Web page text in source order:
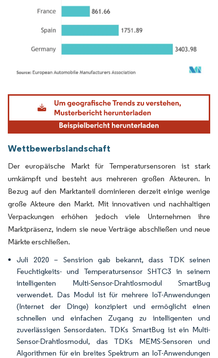
Bild © Mordor Intelligence. Wiederverwendung erfordert Namensnennung gemäß
Wettbewerbslandschaft
Der europäische Markt für Temperatursensoren ist stark
umkämpft und besteht aus mehreren großen Akteuren. In
Bezug auf den Marktanteil dominieren derzeit einige wenige
große Akteure den Markt. Mit innovativen und nachhaltigen
Verpackungen erhöhen jedoch viele Unternehmen ihre
Marktpräsenz, indem sie neue Verträge abschließen und neue
Märkte erschließen.
Juli 2020 – Sensirion gab bekannt, dass TDK seinen
Feuchtigkeits- und Temperatursensor SHTC3 in seinem
intelligenten Multi-Sensor-Drahtlosmodul SmartBug
verwendet. Das Modul ist für mehrere IoT-Anwendungen
(Internet der Dinge) konzipiert und ermöglicht einen
schnellen und einfachen Zugang zu intelligenten und
zuverlässigen Sensordaten. TDKs SmartBug ist ein Multi-
Sensor-Drahtlosmodul, das TDKs MEMS-Sensoren und
Algorithmen für ein breites Spektrum an IoT-Anwendungen